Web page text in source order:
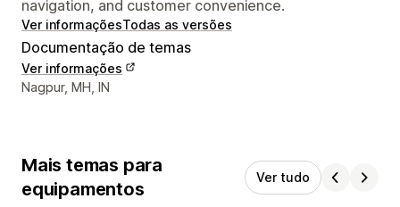
navigation, and customer convenience.
Ver informaçõesTodas as versões
Documentação de temas
Ver informações
Informações de contato do designer
Nagpur, MH, IN
Mais temas para
equipamentos
Ver tudo